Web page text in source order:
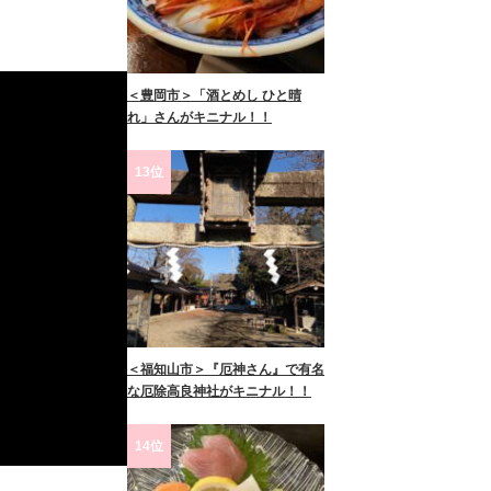
＜豊岡市＞「酒とめし ひと晴
れ」さんがキニナル！！
13位
＜福知山市＞『厄神さん』で有名
な厄除高良神社がキニナル！！
14位